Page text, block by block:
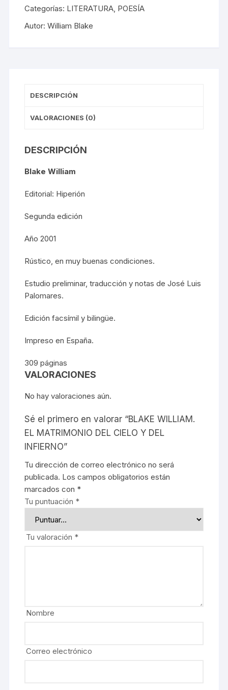
Categorías: LITERATURA, POESÍA
Autor:William Blake
DESCRIPCIÓN
VALORACIONES (0)
DESCRIPCIÓN
Blake William
Editorial: Hiperión
Segunda edición
Año 2001
Rústico, en muy buenas condiciones.
Estudio preliminar, traducción y notas de José Luis
Palomares.
Edición facsímil y bilingüe.
Impreso en España.
309 páginas
VALORACIONES
No hay valoraciones aún.
Sé el primero en valorar “BLAKE WILLIAM.
EL MATRIMONIO DEL CIELO Y DEL
INFIERNO”
Tu dirección de correo electrónico no será
publicada. Los campos obligatorios están
marcados con *
Tu puntuación *
Tu valoración *
Nombre
Correo electrónico